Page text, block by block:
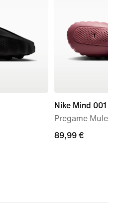
Nike Mind 001
Pregame Mule
89,99 €
89,99 €